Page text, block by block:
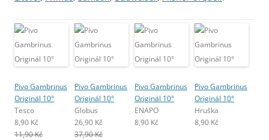
Pivo Gambrinus
Originál 10°
Tesco
8,90 Kč
11,90 Kč
Pivo Gambrinus
Originál 10°
Globus
26,90 Kč
37,90 Kč
Pivo Gambrinus
Originál 10°
ENAPO
8,90 Kč
Pivo Gambrinus
Originál 10°
Hruška
8,90 Kč